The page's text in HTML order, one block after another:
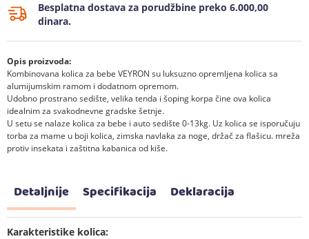
Besplatna dostava za porudžbine preko 6.000,00
dinara.
Opis proizvoda:
Kombinovana kolica za bebe VEYRON su luksuzno opremljena kolica sa
alumijumskim ramom i dodatnom opremom.
Udobno prostrano sedište, velika tenda i šoping korpa čine ova kolica
idealnim za svakodnevne gradske šetnje.
U setu se nalaze kolica za bebe i auto sedište 0-13kg. Uz kolica se isporučuju
torba za mame u boji kolica, zimska navlaka za noge, držač za flašicu. mreža
protiv insekata i zaštitna kabanica od kiše.
Detaljnije Specifikacija Deklaracija
Karakteristike kolica: